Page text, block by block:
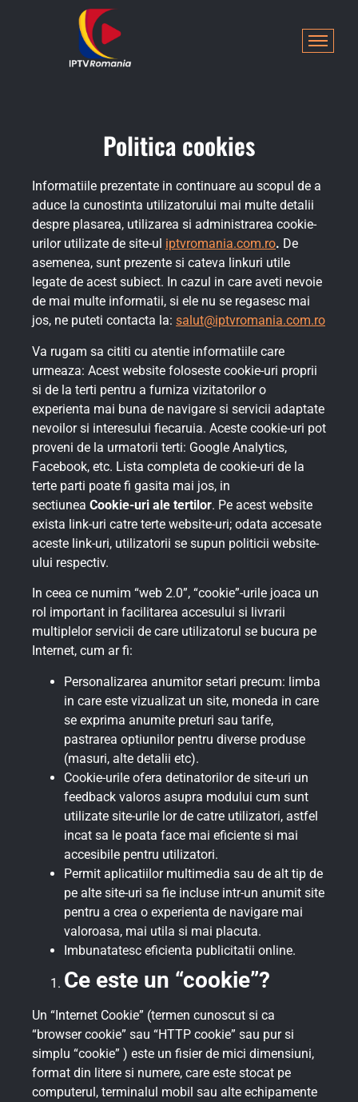
Politica cookies
Informatiile prezentate in continuare au scopul de a
aduce la cunostinta utilizatorului mai multe detalii
despre plasarea, utilizarea si administrarea cookie-
urilor utilizate de site-ul iptvromania.com.ro. De
asemenea, sunt prezente si cateva linkuri utile
legate de acest subiect. In cazul in care aveti nevoie
de mai multe informatii, si ele nu se regasesc mai
jos, ne puteti contacta la: salut@iptvromania.com.ro
Va rugam sa cititi cu atentie informatiile care
urmeaza: Acest website foloseste cookie-uri proprii
si de la terti pentru a furniza vizitatorilor o
experienta mai buna de navigare si servicii adaptate
nevoilor si interesului fiecaruia. Aceste cookie-uri pot
proveni de la urmatorii terti: Google Analytics,
Facebook, etc. Lista completa de cookie-uri de la
terte parti poate fi gasita mai jos, in
sectiunea Cookie-uri ale tertilor. Pe acest website
exista link-uri catre terte website-uri; odata accesate
aceste link-uri, utilizatorii se supun politicii website-
ului respectiv.
In ceea ce numim “web 2.0”, “cookie”-urile joaca un
rol important in facilitarea accesului si livrarii
multiplelor servicii de care utilizatorul se bucura pe
Internet, cum ar fi:
Personalizarea anumitor setari precum: limba
in care este vizualizat un site, moneda in care
se exprima anumite preturi sau tarife,
pastrarea optiunilor pentru diverse produse
(masuri, alte detalii etc).
Cookie-urile ofera detinatorilor de site-uri un
feedback valoros asupra modului cum sunt
utilizate site-urile lor de catre utilizatori, astfel
incat sa le poata face mai eficiente si mai
accesibile pentru utilizatori.
Permit aplicatiilor multimedia sau de alt tip de
pe alte site-uri sa fie incluse intr-un anumit site
pentru a crea o experienta de navigare mai
valoroasa, mai utila si mai placuta.
Imbunatatesc eficienta publicitatii online.
Ce este un “cookie”?
Un “Internet Cookie” (termen cunoscut si ca
“browser cookie” sau “HTTP cookie” sau pur si
simplu “cookie” ) este un fisier de mici dimensiuni,
format din litere si numere, care este stocat pe
computerul, terminalul mobil sau alte echipamente